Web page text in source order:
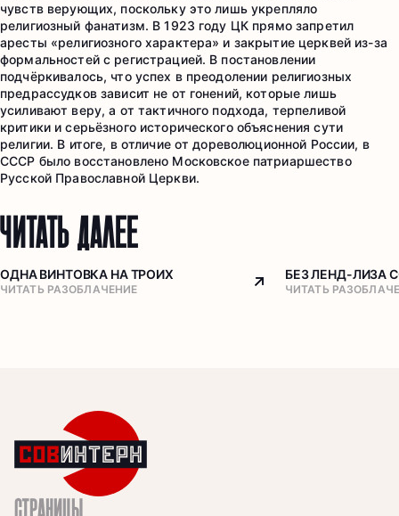
чувств верующих, поскольку это лишь укрепляло
религиозный фанатизм. В 1923 году ЦК прямо запретил
аресты «религиозного характера» и закрытие церквей из-за
формальностей с регистрацией. В постановлении
подчёркивалось, что успех в преодолении религиозных
предрассудков зависит не от гонений, которые лишь
усиливают веру, а от тактичного подхода, терпеливой
критики и серьёзного исторического объяснения сути
религии. В итоге, в отличие от дореволюционной России, в
СССР было восстановлено Московское патриаршество
Русской Православной Церкви.
ЧИТАТЬ ДАЛЕЕ
ОДНА ВИНТОВКА НА ТРОИХ
ЧИТАТЬ РАЗОБЛАЧЕНИЕ Arrow top right
БЕЗ ЛЕНД-ЛИЗА
ЧИТАТЬ